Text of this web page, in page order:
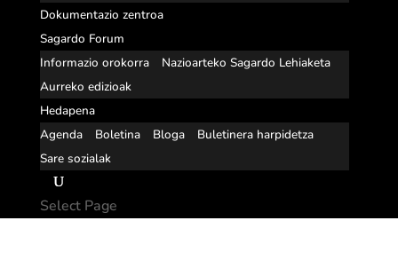
Dokumentazio zentroa
Sagardo Forum
Informazio orokorra
Nazioarteko Sagardo Lehiaketa
Aurreko edizioak
Hedapena
Agenda
Boletina Bloga
Buletinera harpidetza
Sare sozialak
Select Page